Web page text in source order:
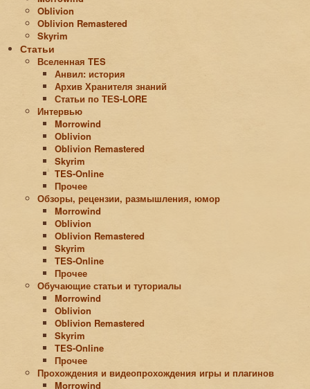
Oblivion
Oblivion Remastered
Skyrim
Статьи
Вселенная TES
Анвил: история
Архив Хранителя знаний
Статьи по ТЕS-LORE
Интервью
Morrowind
Oblivion
Oblivion Remastered
Skyrim
TES-Online
Прочее
Обзоры, рецензии, размышления, юмор
Morrowind
Oblivion
Oblivion Remastered
Skyrim
TES-Online
Прочее
Обучающие статьи и туториалы
Morrowind
Oblivion
Oblivion Remastered
Skyrim
TES-Online
Прочее
Прохождения и видеопрохождения игры и плагинов
Morrowind